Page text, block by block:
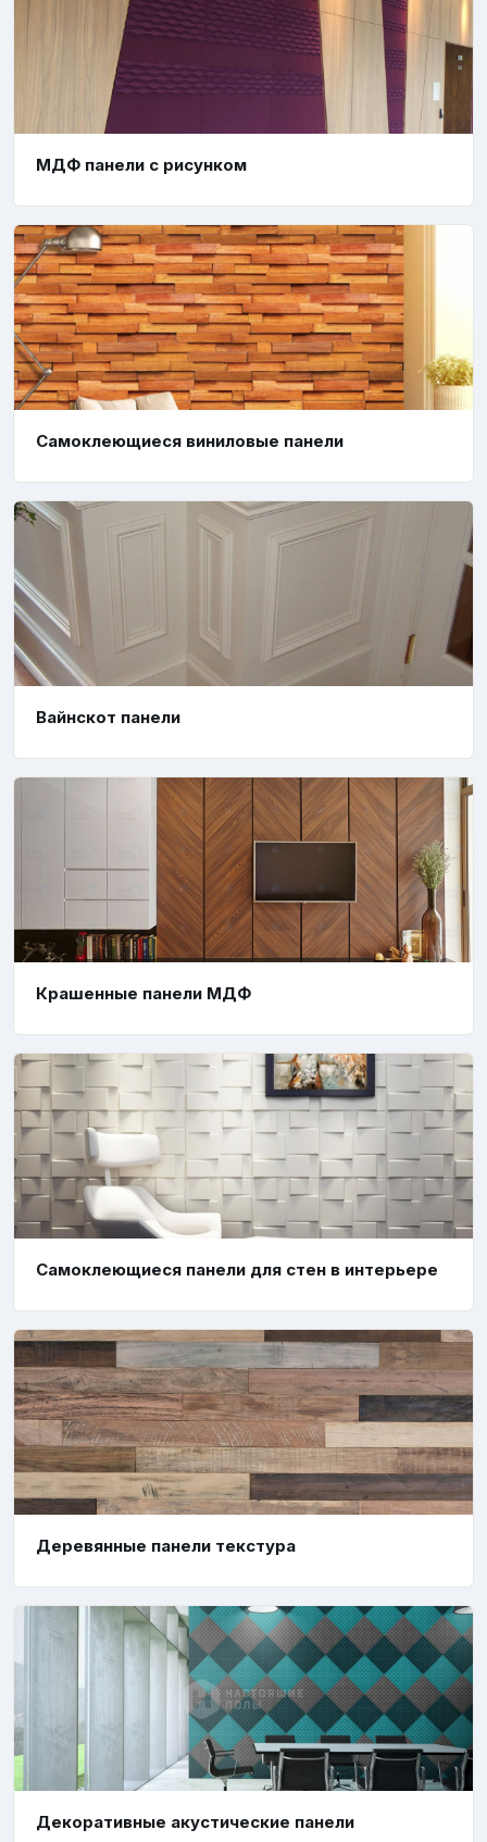
МДФ панели с рисунком
Самоклеющиеся виниловые панели
Вайнскот панели
Крашенные панели МДФ
Самоклеющиеся панели для стен в интерьере
Деревянные панели текстура
Декоративные акустические панели